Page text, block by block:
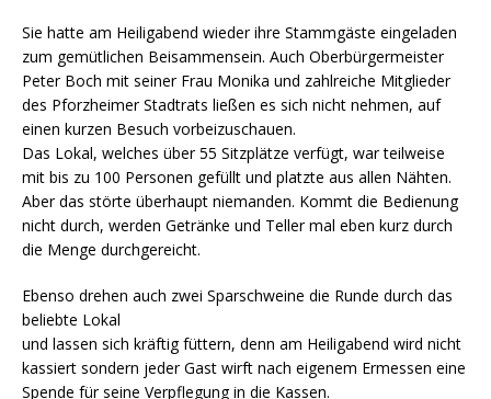
Sie hatte am Heiligabend wieder ihre Stammgäste eingeladen
zum gemütlichen Beisammensein. Auch Oberbürgermeister
Peter Boch mit seiner Frau Monika und zahlreiche Mitglieder
des Pforzheimer Stadtrats ließen es sich nicht nehmen, auf
einen kurzen Besuch vorbeizuschauen.
Das Lokal, welches über 55 Sitzplätze verfügt, war teilweise
mit bis zu 100 Personen gefüllt und platzte aus allen Nähten.
Aber das störte überhaupt niemanden. Kommt die Bedienung
nicht durch, werden Getränke und Teller mal eben kurz durch
die Menge durchgereicht.
Ebenso drehen auch zwei Sparschweine die Runde durch das
beliebte Lokal
und lassen sich kräftig füttern, denn am Heiligabend wird nicht
kassiert sondern jeder Gast wirft nach eigenem Ermessen eine
Spende für seine Verpflegung in die Kassen.